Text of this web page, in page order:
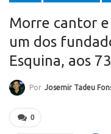
Morre cantor
um dos
Esquina, aos
Por Josemir Tadeu
0